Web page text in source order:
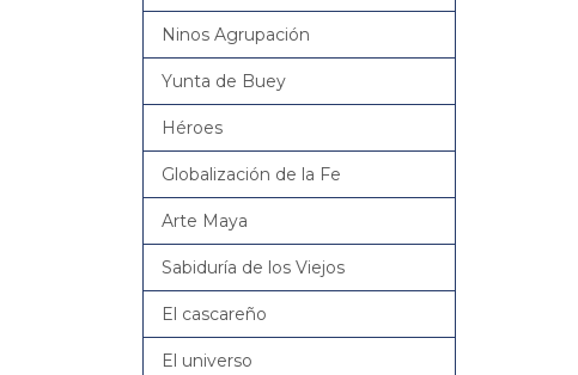
Ninos Agrupación
Yunta de Buey
Héroes
Globalización de la Fe
Arte Maya
Sabiduría de los Viejos
El cascareño
El universo